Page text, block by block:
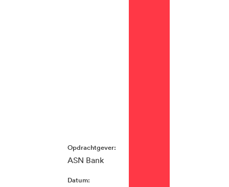
Opdrachtgever:
ASN Bank
Datum: